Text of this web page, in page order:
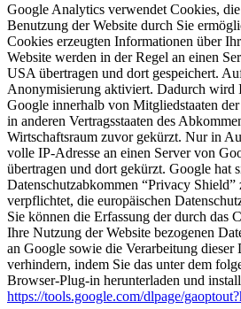
Google Analytics verwendet Cookies,
Benutzung der Website durch Sie
Cookies erzeugten Informationen über
Website werden in der Regel an einen
USA übertragen und dort gespeichert.
Anonymisierung aktiviert. Dadurch wird
Google innerhalb von Mitgliedstaaten
in anderen Vertragsstaaten des
Wirtschaftsraum zuvor gekürzt. Nur in
volle IP-Adresse an einen Server von
übertragen und dort gekürzt. Google hat
Datenschutzabkommen “Privacy
verpflichtet, die europäischen
Sie können die Erfassung der durch das
Ihre Nutzung der Website bezogenen
an Google sowie die Verarbeitung dieser
verhindern, indem Sie das unter dem
Browser-Plug-in herunterladen und
https://tools.google.com/dlpage/